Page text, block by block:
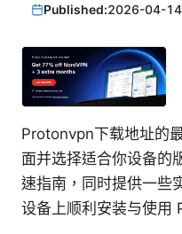
Published:2026-04-14
Protonvpn下载地址的
面并选择适合你设备的
速指南，同时提供一些
设备上顺利安装与使用